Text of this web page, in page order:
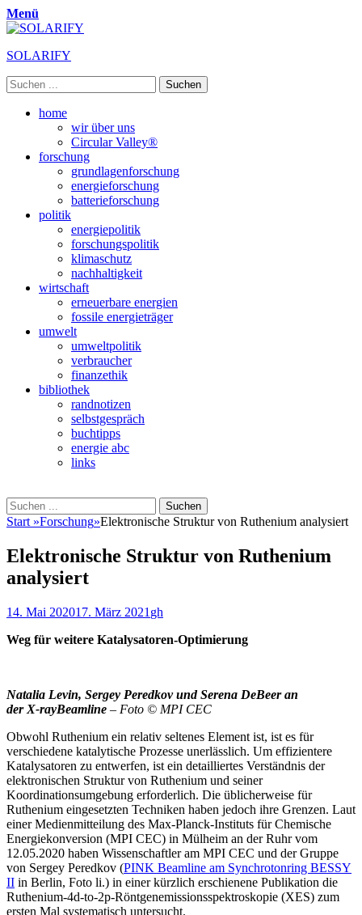
Menü
SOLARIFY
Suchen
nach:
Primäres
Zum
home
wir über uns
Circular Valley®
forschung
grundlagenforschung
energieforschung
batterieforschung
politik
energiepolitik
forschungspolitik
klimaschutz
nachhaltigkeit
wirtschaft
erneuerbare energien
fossile energieträger
umwelt
umweltpolitik
verbraucher
finanzethik
bibliothek
randnotizen
selbstgespräch
buchtipps
energie abc
links
Suchen
Suchen
nach:
Start »Forschung»Elektronische Struktur von Ruthenium analysiert
Elektronische Struktur von Ruthenium
analysiert
Veröffentlicht
14. Mai 202017. März 2021 Autor
gh
Weg für weitere Katalysatoren-Optimierung
Natalia Levin, Sergey Peredkov und Serena DeBeer an
der X-rayBeamline – Foto © MPI CEC
Obwohl Ruthenium ein relativ seltenes Element ist, ist es für
verschiedene katalytische Prozesse unerlässlich. Um effizientere
Katalysatoren zu entwerfen, ist ein detailliertes Verständnis der
elektronischen Struktur von Ruthenium und seiner
Koordinationsumgebung erforderlich. Die üblicherweise für
Ruthenium eingesetzten Techniken haben jedoch ihre Grenzen. Laut
einer Medienmitteilung des Max-Planck-Instituts für Chemische
Energiekonversion (MPI CEC) in Mülheim an der Ruhr vom
12.05.2020 haben Wissenschaftler am MPI CEC und der Gruppe
von Sergey Peredkov (PINK Beamline am Synchrotonring BESSY
II in Berlin, Foto li.) in einer kürzlich erschienene Publikation die
Ruthenium-4d-to-2p-Röntgenemissionsspektroskopie (XES) zum
ersten Mal systematisch untersucht.